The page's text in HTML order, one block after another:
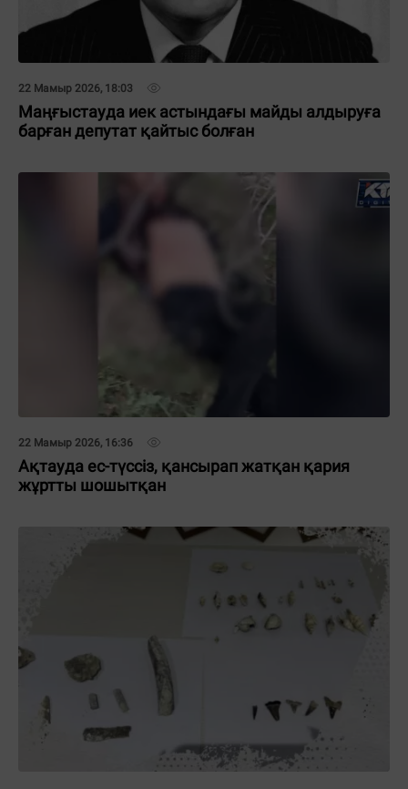
22 Мамыр 2026, 18:03
Маңғыстауда иек астындағы майды алдыруға
барған депутат қайтыс болған
22 Мамыр 2026, 16:36
Ақтауда ес-түссіз, қансырап жатқан қария
жұртты шошытқан